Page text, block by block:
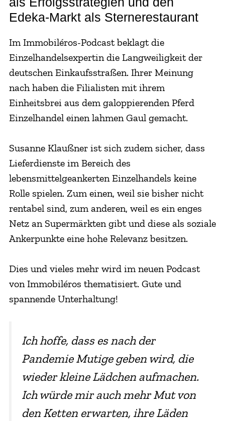
Edeka-Markt als Sternerestaurant
Im Immobiléros-Podcast beklagt die
Einzelhandelsexpertin die Langweiligkeit der
deutschen Einkaufsstraßen. Ihrer Meinung
nach haben die Filialisten mit ihrem
Einheitsbrei aus dem galoppierenden Pferd
Einzelhandel einen lahmen Gaul gemacht.
Susanne Klaußner ist sich zudem sicher, dass
Lieferdienste im Bereich des
lebensmittelgeankerten Einzelhandels keine
Rolle spielen. Zum einen, weil sie bisher nicht
rentabel sind, zum anderen, weil es ein enges
Netz an Supermärkten gibt und diese als soziale
Ankerpunkte eine hohe Relevanz besitzen.
Dies und vieles mehr wird im neuen Podcast
von Immobiléros thematisiert. Gute und
spannende Unterhaltung!
Ich hoffe, dass es nach der
Pandemie Mutige geben wird, die
wieder kleine Lädchen aufmachen.
Ich würde mir auch mehr Mut von
den Ketten erwarten, ihre Läden